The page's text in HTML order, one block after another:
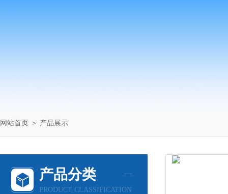
网站首页 ＞ 产品展示
产品分类
PRODUCT CLASSIFICATION